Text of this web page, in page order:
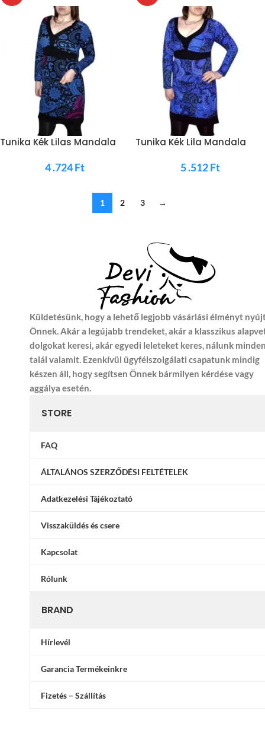
Tunika Kék Lilas Mandala
4 .724Ft
Tunika Kék Lila Mandala
5 .512Ft
1 2 3 →
Küldetésünk, hogy a lehető legjobb vásárlási élményt
Önnek. Akár a legújabb trendeket, akár a klasszikus
dolgokat keresi, akár egyedi leleteket keres, nálunk
talál valamit. Ezenkívül ügyfélszolgálati csapatunk mindig
készen áll, hogy segítsen Önnek bármilyen kérdése vagy
aggálya esetén.
STORE
FAQ
ÁLTALÁNOS SZERZŐDÉSI FELTÉTELEK
Adatkezelési Tájékoztató
Visszaküldés és csere
Kapcsolat
Rólunk
BRAND
Hírlevél
Garancia Termékeinkre
Fizetés – Szállítás